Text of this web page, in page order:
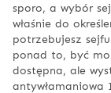
sporo, a wybór
właśnie do
potrzebujesz
ponad to, być
dostępna, ale